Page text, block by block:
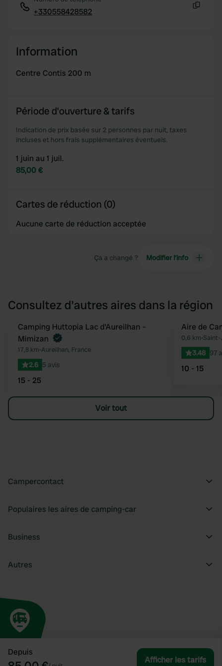
We also share information about your use of our site with
provided to them or that they’ve collected from your use
of their services.
Depuis
Afficher les tarifs
+330558428582
Information
Centre Contis 200 m
Période d'ouverture & tarifs
Indication de prix basée sur 2 personnes par nuit, taxes
incluses et hors frais supplémentaires éventuels.
1 juin au 1 juil.
85,00 €
Cartes de réduction (0)
Aucune carte de réduction acceptée
Ça a changé ? Modifier l’info
Consultez d'autres aires dans la région
Préféré
Reserve maintenant
Camping Huttopia Lac d'Aureilhan –
Mimizan
17,8 km•Aureilhan, France
2.6 5 avis
15 - 25
Aire de
0,6 km•Saint-
3.48 97
10 - 15
Voir tout
Campercontact
Populaires les aires de camping-car
Business
Autres